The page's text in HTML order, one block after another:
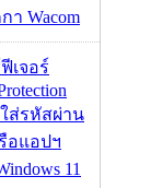
า Wacom
เจอร์
ส่รหัสผ่าน
อแอปฯ
11